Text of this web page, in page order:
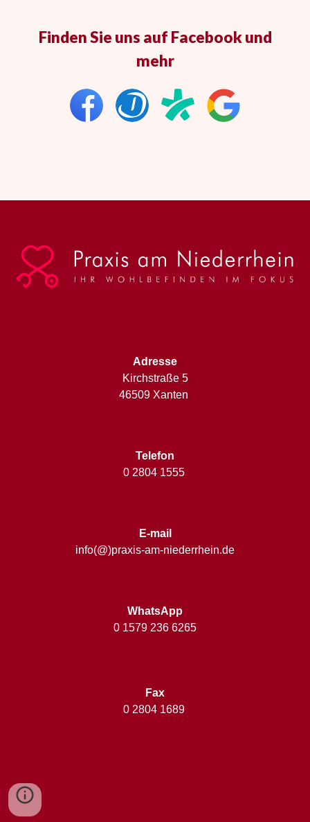
Finden Sie uns auf Facebook und
mehr
Adresse
Kirchstraße 5
46509 Xanten
Telefon
0 2804 1555
E-mail
info(@)praxis-am-niederrhein.de
WhatsApp
0 1579 236 6265
Fax
0 2804 1689